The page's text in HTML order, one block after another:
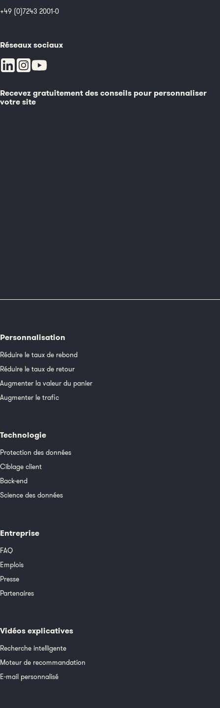
+49 (0)7243 2001-0
Réseaux sociaux
Recevez gratuitement des conseils pour personnaliser
votre site
Personnalisation
Réduire le taux de rebond
Réduire le taux de retour
Augmenter la valeur du panier
Augmenter le trafic
Technologie
Protection des données
Ciblage client
Back-end
Science des données
Entreprise
FAQ
Emplois
Presse
Partenaires
Vidéos explicatives
Recherche intelligente
Moteur de recommandation
E-mail personnalisé